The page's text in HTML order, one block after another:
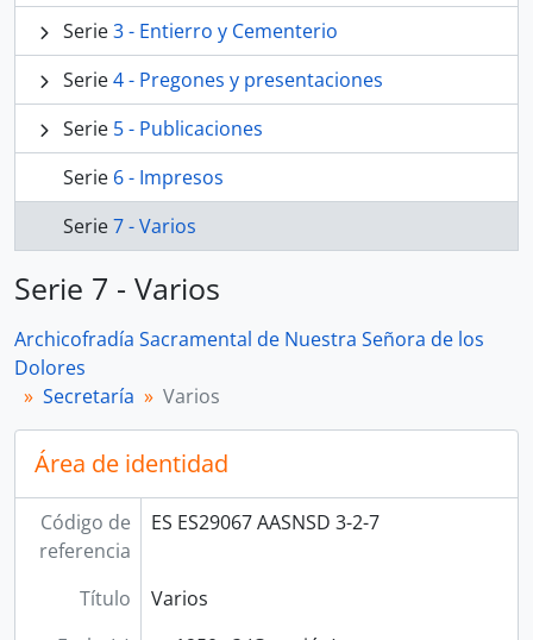
Serie3 - Entierro y Cementerio
Serie4 - Pregones y presentaciones
Serie 5 - Publicaciones
Serie 6 - Impresos
Serie7 - Varios
Serie 7 - Varios
Archicofradía Sacramental de Nuestra Señora de los
Dolores
Secretaría
Varios
Área de identidad
Código de
referencia
ES ES29067 AASNSD 3-2-7
Título
Varios